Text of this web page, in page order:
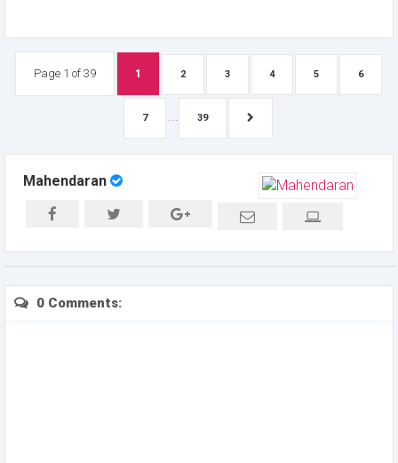
Page 1 of 39 1 2 3 4 5 6
7 39
Mahendaran
0 Comments: